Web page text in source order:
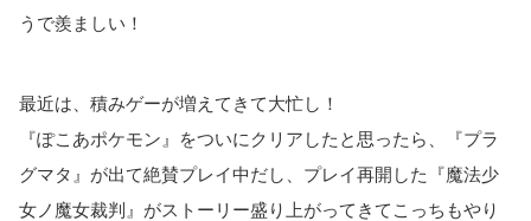
うで羨ましい！
最近は、積みゲーが増えてきて大忙し！
『ぽこあポケモン』をついにクリアしたと思ったら、『プラ
グマタ』が出て絶賛プレイ中だし、プレイ再開した『魔法少
女ノ魔女裁判』がストーリー盛り上がってきてこっちもやり